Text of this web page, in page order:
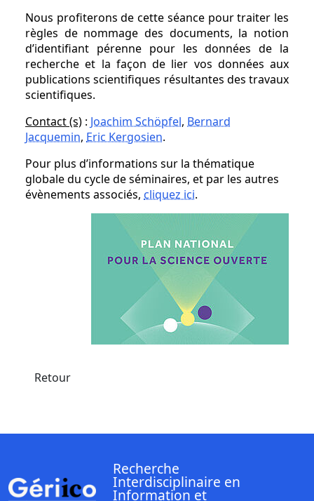
Nous profiterons de cette séance pour traiter les
règles de nommage des documents, la notion
d’identifiant pérenne pour les données de la
recherche et la façon de lier vos données aux
publications scientifiques résultantes des travaux
scientifiques.
Contact (s) : Joachim Schöpfel, Bernard
Jacquemin, Eric Kergosien.
Pour plus d’informations sur la thématique
globale du cycle de séminaires, et par les autres
évènements associés, cliquez ici.
Retour
Recherche
Interdisciplinaire en
Information et